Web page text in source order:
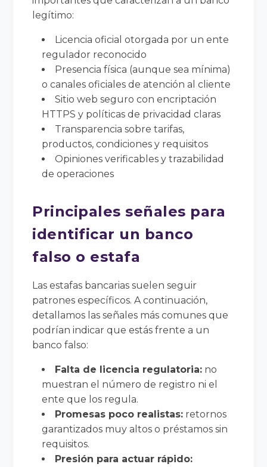
legítimo:
Licencia oficial otorgada por un ente
regulador reconocido
Presencia física (aunque sea mínima)
o canales oficiales de atención al cliente
Sitio web seguro con encriptación
HTTPS y políticas de privacidad claras
Transparencia sobre tarifas,
productos, condiciones y requisitos
Opiniones verificables y trazabilidad
de operaciones
Principales señales para
identificar un banco
falso o estafa
Las estafas bancarias suelen seguir
patrones específicos. A continuación,
detallamos las señales más comunes que
podrían indicar que estás frente a un
banco falso:
Falta de licencia regulatoria: no
muestran el número de registro ni el
ente que los regula.
Promesas poco realistas: retornos
garantizados muy altos o préstamos sin
requisitos.
Presión para actuar rápido: